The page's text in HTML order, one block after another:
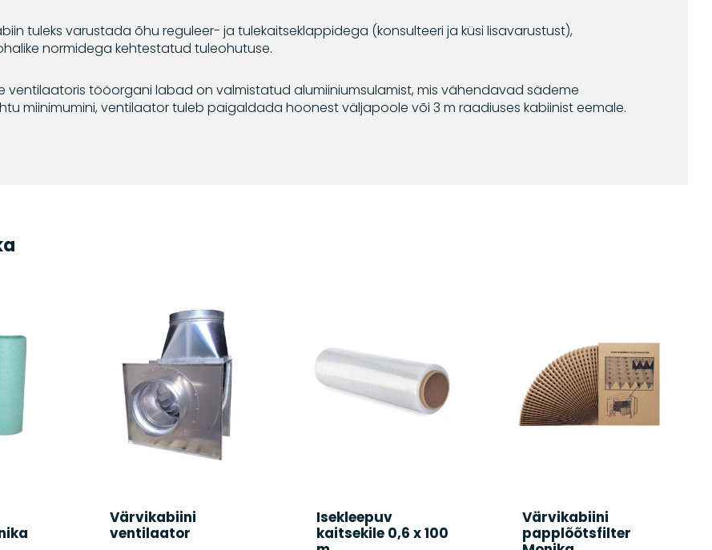
tuleks varustada õhu reguleer- ja tulekaitseklappidega (konsulteeri ja küsi lisavarustust),
normidega kehtestatud tuleohutuse.
ventilaatoris tööorgani labad on valmistatud alumiiniumsulamist, mis vähendavad sädeme
miinimumini, ventilaator tuleb paigaldada hoonest väljapoole või 3 m raadiuses kabiinist eemale.
Värvikabiini
ventilaator
Isekleepuv
kaitsekile 0,6 x 100
Värvikabiini
papplõõtsfilter